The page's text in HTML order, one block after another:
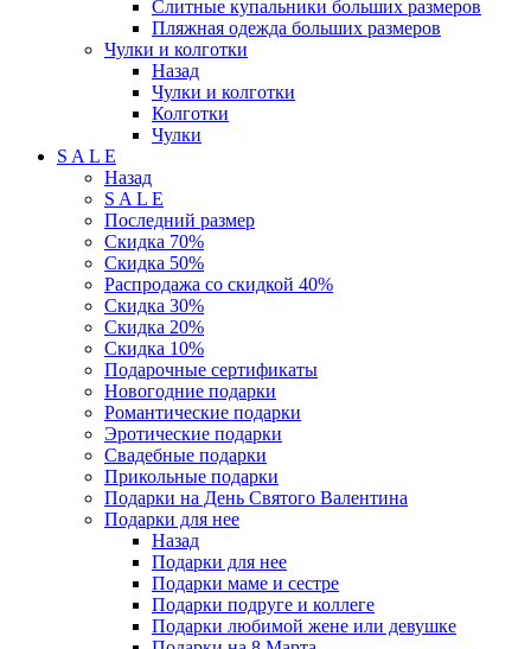
Слитные купальники больших размеров
Пляжная одежда больших размеров
Чулки и колготки
Назад
Чулки и колготки
Колготки
Чулки
S A L E
Назад
S A L E
Последний размер
Скидка 70%
Скидка 50%
Распродажа со скидкой 40%
Скидка 30%
Скидка 20%
Скидка 10%
Подарочные сертификаты
Новогодние подарки
Романтические подарки
Эротические подарки
Свадебные подарки
Прикольные подарки
Подарки на День Святого Валентина
Подарки для нее
Назад
Подарки для нее
Подарки маме и сестре
Подарки подруге и коллеге
Подарки любимой жене или девушке